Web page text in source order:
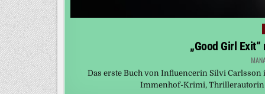
„Good Girl
Das erste Buch von Influencerin Silvi Carlsson
Immenhof-Krimi, Thrillerautorin